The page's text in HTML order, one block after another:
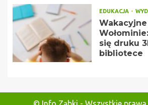
EDUKACJA
się druku
bibliotece